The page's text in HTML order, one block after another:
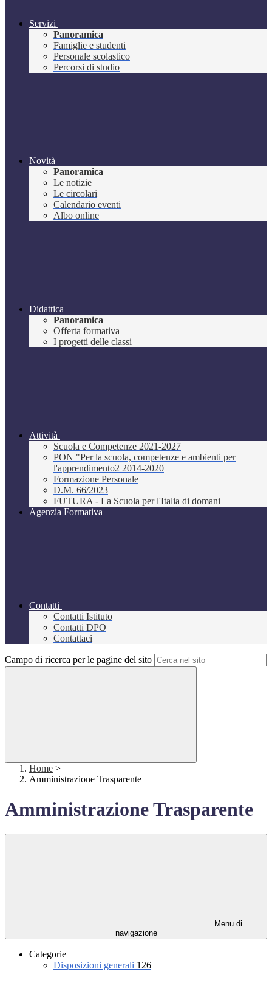
Servizi
Panoramica
Famiglie e studenti
Personale scolastico
Percorsi di studio
Novità
Panoramica
Le notizie
Le circolari
Calendario eventi
Albo online
Didattica
Panoramica
Offerta formativa
I progetti delle classi
Attività
Scuola e Competenze 2021-2027
PON "Per la scuola, competenze e ambienti per
l'apprendimento2 2014-2020
Formazione Personale
D.M. 66/2023
FUTURA - La Scuola per l'Italia di domani
Agenzia Formativa
Contatti
Contatti Istituto
Contatti DPO
Contattaci
Campo di ricerca per le pagine del sito
Home >
Amministrazione Trasparente
Amministrazione Trasparente
Menu di
navigazione
Categorie
Disposizioni generali 126